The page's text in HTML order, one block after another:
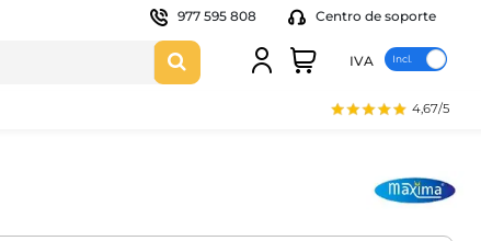
977 595 808 Centro de soporte
IVA
4,67/5